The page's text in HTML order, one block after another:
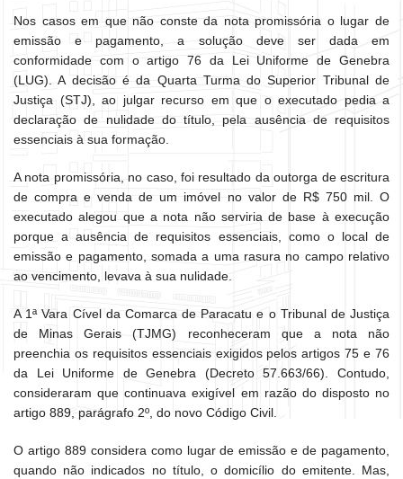
Nos casos em que não conste da nota promissória o lugar de
emissão e pagamento, a solução deve ser dada em
conformidade com o artigo 76 da Lei Uniforme de Genebra
(LUG). A decisão é da Quarta Turma do Superior Tribunal de
Justiça (STJ), ao julgar recurso em que o executado pedia a
declaração de nulidade do título, pela ausência de requisitos
essenciais à sua formação.
A nota promissória, no caso, foi resultado da outorga de escritura
de compra e venda de um imóvel no valor de R$ 750 mil. O
executado alegou que a nota não serviria de base à execução
porque a ausência de requisitos essenciais, como o local de
emissão e pagamento, somada a uma rasura no campo relativo
ao vencimento, levava à sua nulidade.
A 1ª Vara Cível da Comarca de Paracatu e o Tribunal de Justiça
de Minas Gerais (TJMG) reconheceram que a nota não
preenchia os requisitos essenciais exigidos pelos artigos 75 e 76
da Lei Uniforme de Genebra (Decreto 57.663/66). Contudo,
consideraram que continuava exigível em razão do disposto no
artigo 889, parágrafo 2º, do novo Código Civil.
O artigo 889 considera como lugar de emissão e de pagamento,
quando não indicados no título, o domicílio do emitente. Mas,